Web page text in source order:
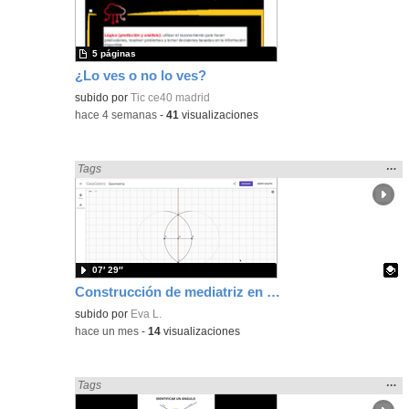
¿Lo ves o no lo ves?
subido porTic ce40 madrid
5 páginas
-hace 4 semanas -41 visualizaciones
Construcción de mediatriz en GeoGebra
Encontrado «Geometría» en:
Tags
la
…
Contenido educativo.
subido por Eva L.
07′ 29″
-hace un mes -14 visualizaciones
Encontrado «Geometría» en:
Tags
la
…